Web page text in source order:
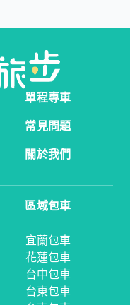
單程專車
常見問題
關於我們
區域包車
宜蘭包車
花蓮包車
台中包車
台東包車